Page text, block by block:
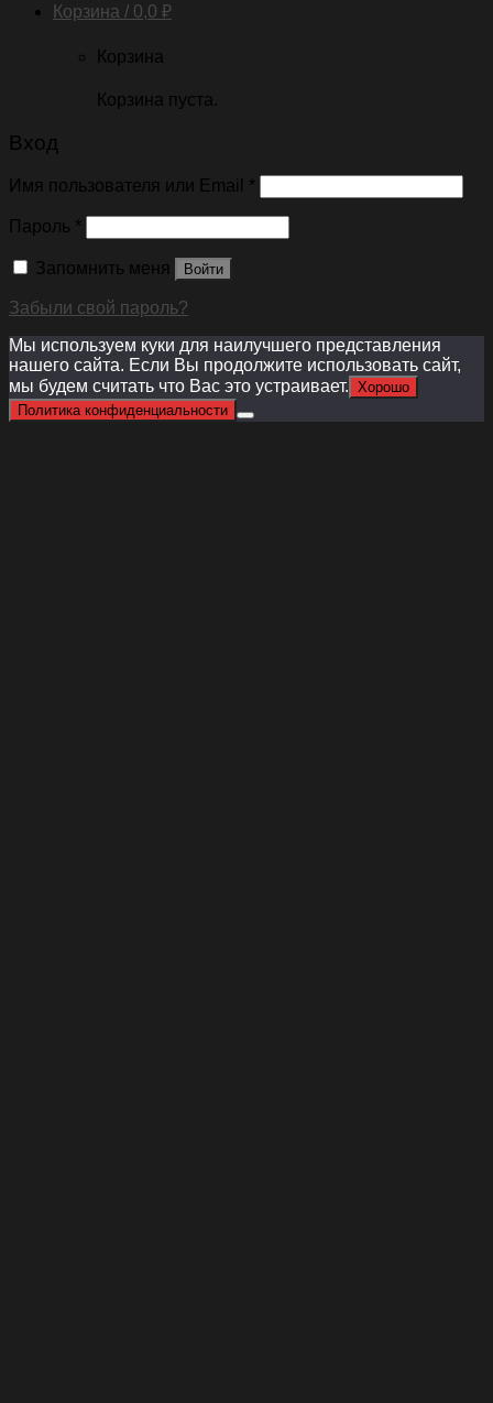
Корзина / 0,0 ₽
Корзина
Корзина пуста.
Вход
Имя пользователя или Email *
Пароль *
Запомнить меня Войти
Забыли свой пароль?
Мы используем куки для наилучшего представления
нашего сайта. Если Вы продолжите использовать сайт,
мы будем считать что Вас это устраивает. Хорошо
Политика конфиденциальности